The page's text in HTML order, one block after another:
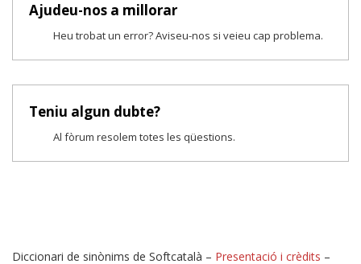
Ajudeu-nos a millorar
Heu trobat un error? Aviseu-nos si veieu cap problema.
Teniu algun dubte?
Al fòrum resolem totes les qüestions.
Diccionari de sinònims de Softcatalà – Presentació i crèdits –